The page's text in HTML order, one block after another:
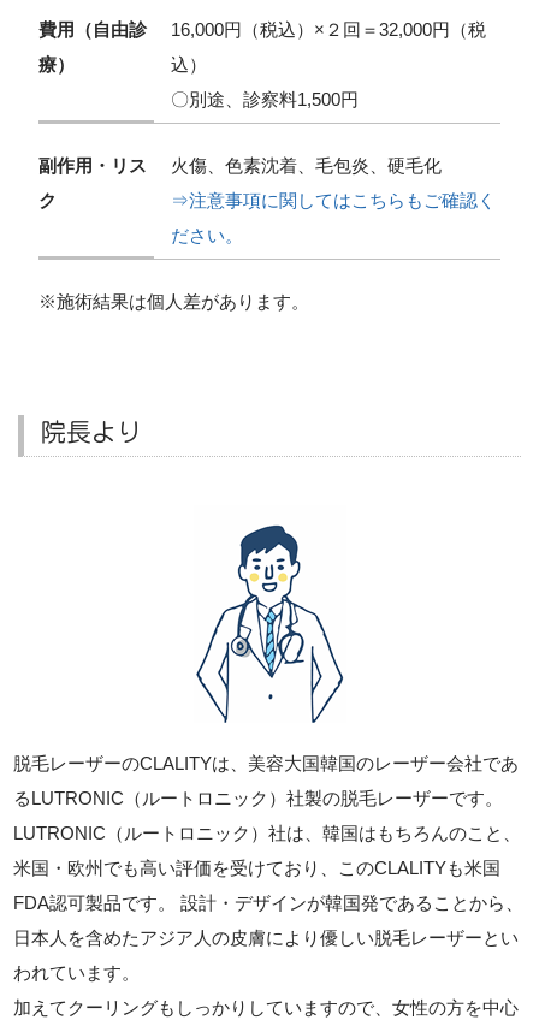
費用（自由診
療）
16,000円（税込）×２回＝32,000円（税
込）
〇別途、診察料1,500円
副作用・リス
ク
火傷、色素沈着、毛包炎、硬毛化
⇒注意事項に関してはこちらもご確認く
ださい。
※施術結果は個人差があります。
院長より
脱毛レーザーのCLALITYは、美容大国韓国のレーザー会社であ
るLUTRONIC（ルートロニック）社製の脱毛レーザーです。
LUTRONIC（ルートロニック）社は、韓国はもちろんのこと、
米国・欧州でも高い評価を受けており、このCLALITYも米国
FDA認可製品です。 設計・デザインが韓国発であることから、
日本人を含めたアジア人の皮膚により優しい脱毛レーザーとい
われています。
加えてクーリングもしっかりしていますので、女性の方を中心